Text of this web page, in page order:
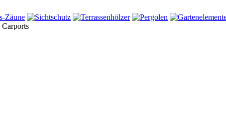
Carports